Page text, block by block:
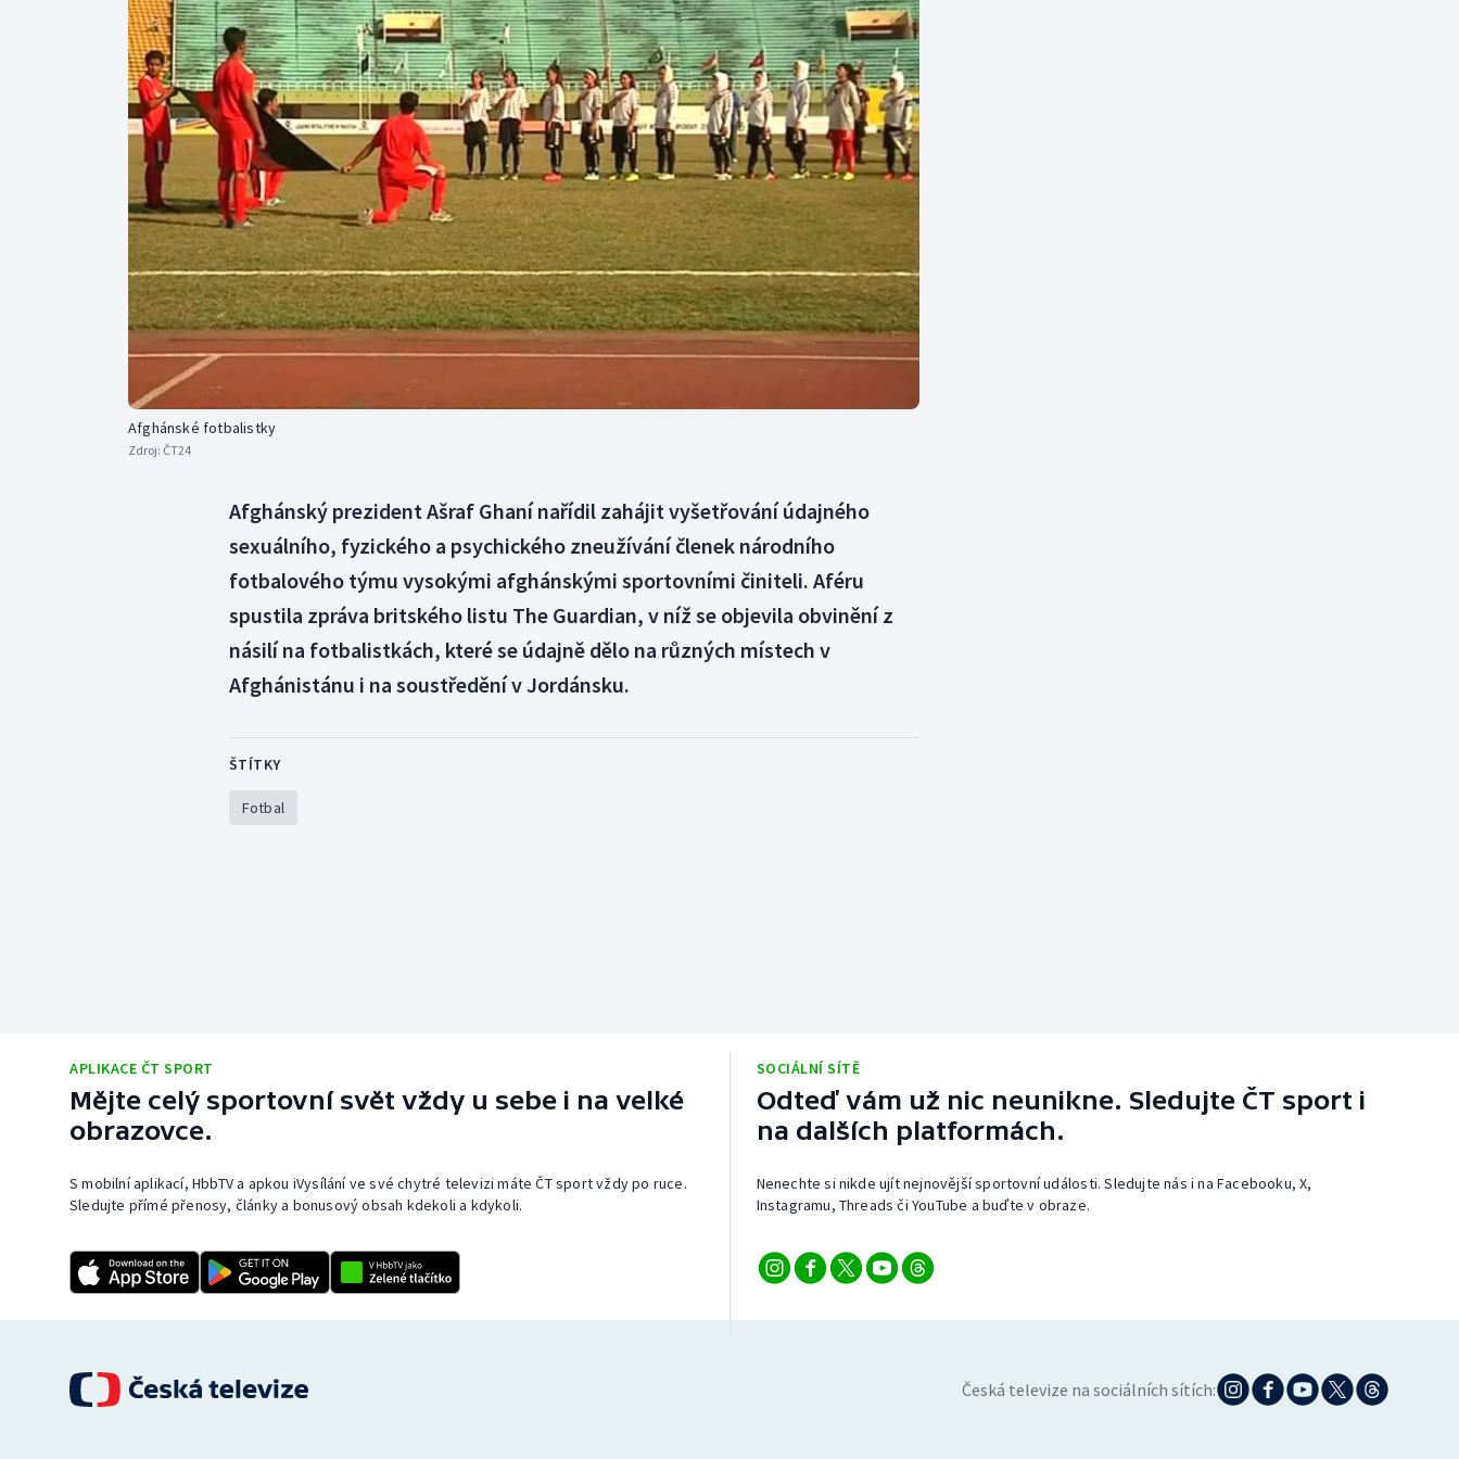
Curling
Dostihy
Florbal
Futsal
Golf
Gymnastika
Moderní pětiboj
Motorsport
Olympijské hry
Parasport
Plavání
Plážový volejbal
Triatlon
Veslování
Vodní slalom
Volejbal
Ostatní
Afghánské fotbalistky
Zdroj: ČT24
Afghánský prezident Ašraf Ghaní nařídil zahájit vyšetřování údajného
sexuálního, fyzického a psychického zneužívání členek národního
fotbalového týmu vysokými afghánskými sportovními činiteli. Aféru
spustila zpráva britského listu The Guardian, v níž se objevila obvinění z
násilí na fotbalistkách, které se údajně dělo na různých místech v
Afghánistánu i na soustředění v Jordánsku.
ŠTÍTKY
Fotbal
APLIKACE ČT SPORT
Mějte celý sportovní svět vždy u sebe i na velké
obrazovce.
S mobilní aplikací, HbbTV a apkou iVysílání ve své chytré televizi máte ČT sport vždy po ruce.
Sledujte přímé přenosy, články a bonusový obsah kdekoli a kdykoli.
SOCIÁLNÍ SÍTĚ
Odteď vám už nic neunikne. Sledujte ČT sport i
na dalších platformách.
Nenechte si nikde ujít nejnovější sportovní události. Sledujte nás i na Facebooku, X,
Instagramu, Threads či YouTube a buďte v obraze.
Česká televize na sociálních sítích: